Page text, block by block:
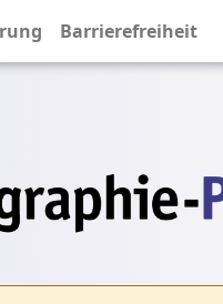
Barrierefreiheit